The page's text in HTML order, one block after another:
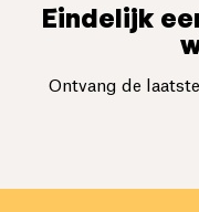
Eindelijk
Ontvang de